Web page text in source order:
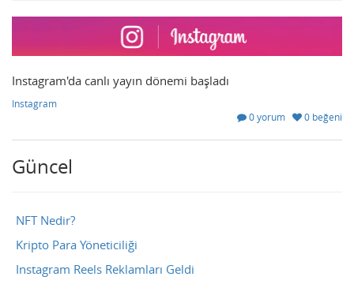
Instagram'da canlı yayın dönemi başladı
Instagram
0 yorum
0 beğeni
Güncel
NFT Nedir?
Kripto Para Yöneticiliği
Instagram Reels Reklamları Geldi